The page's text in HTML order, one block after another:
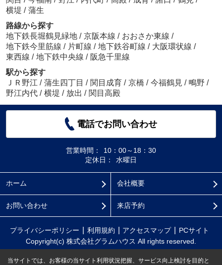
横堤 / 蒲生
路線から探す
地下鉄長堀鶴見緑地 / 京阪本線 / おおさか東線 /
地下鉄今里筋線 / 片町線 / 地下鉄谷町線 / 大阪環状線 /
東西線 / 地下鉄中央線 / 阪急千里線
駅から探す
ＪＲ野江 / 蒲生四丁目 / 関目成育 / 京橋 / 今福鶴見 / 鴫野 /
野江内代 / 横堤 / 放出 / 関目高殿
電話でお問い合わせ
営業時間：
10：00～18：30
定休日：
水曜日
ホーム 会社概要
お問い合わせ 来店予約
プライバシーポリシー 利用規約 アクセスマップ
PCサイト
Copyright(c) 株式会社グラムハウス All rights reserved.
当サイトでは、お客様の当サイト利用状況把握、サービス向上検討を目的と